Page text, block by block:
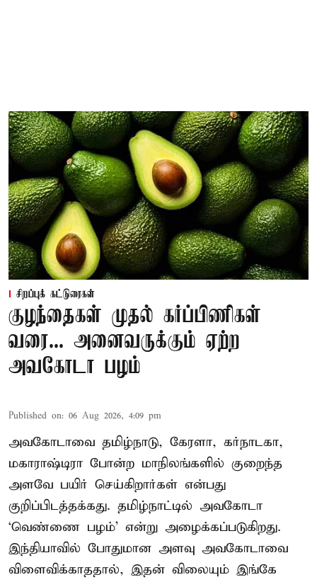
சிறப்புக் கட்டுரைகள்
குழந்தைகள் முதல் கர்ப்பிணிகள்
வரை... அனைவருக்கும் ஏற்ற
அவகோடா பழம்
Published on: 06 Aug 2026, 4:09 pm
அவகோடாவை தமிழ்நாடு, கேரளா, கர்நாடகா,
மகாராஷ்டிரா போன்ற மாநிலங்களில் குறைந்த
அளவே பயிர் செய்கிறார்கள் என்பது
குறிப்பிடத்தக்கது. தமிழ்நாட்டில் அவகோடா
‘வெண்ணை பழம்’ என்று அழைக்கப்படுகிறது.
இந்தியாவில் போதுமான அளவு அவகோடாவை
விளைவிக்காததால், இதன் விலையும் இங்கே